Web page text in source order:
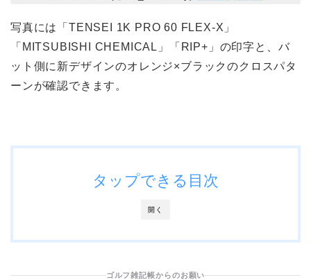
写真には「TENSEI 1K PRO 60 FLEX-X」
「MITSUBISHI CHEMICAL」「RIP+」の印字と、バ
ット側に新デザインのオレンジ×ブラックのクロスパタ
ーンが確認できます。
開く
タップできる目次
ゴルフ雑記帳からのお願い